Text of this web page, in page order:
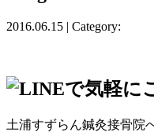
2016.06.15 | Category:
土浦すずらん鍼灸接骨院